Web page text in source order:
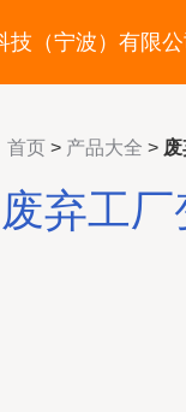
技（宁波）有限公
首页 > 产品大全 >
废弃工